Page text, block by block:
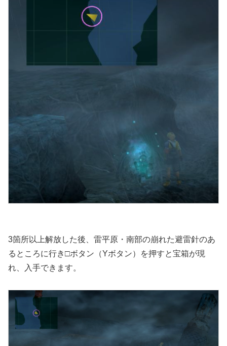
3箇所以上解放した後、雷平原・南部の崩れた避雷針のあ
るところに行き□ボタン（Yボタン）を押すと宝箱が現
れ、入手できます。